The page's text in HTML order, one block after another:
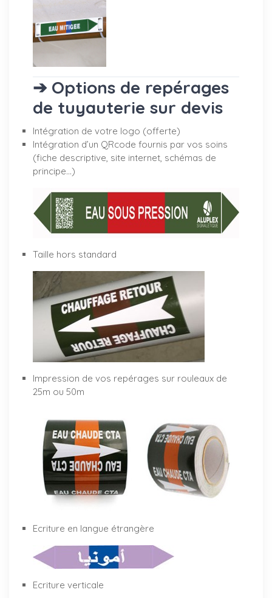
➔ Options de repérages
de tuyauterie sur devis
Intégration de votre logo (offerte)
Intégration d’un QRcode fournis par vos soins
(fiche descriptive, site internet, schémas de
principe…)
Taille hors standard
Impression de vos repérages sur rouleaux de
25m ou 50m
Ecriture en langue étrangère
Ecriture verticale